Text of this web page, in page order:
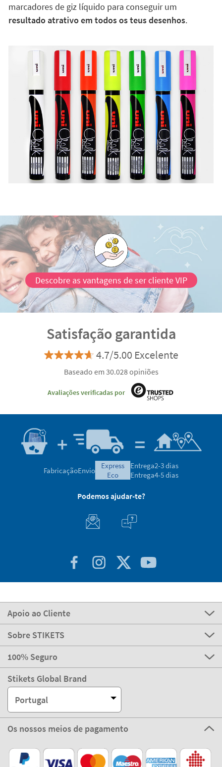
marcadores de giz líquido para conseguir um
resultado atrativo em todos os teus desenhos.
Descobre as vantagens de ser cliente VIP
Satisfação garantida
4.7/5.00 Excelente
Baseado em 30.028 opiniões
Avaliações verificadas por
FabricaçãoEnvio
express
eco
Entrega2-3 dias
Entrega4-5 dias
Podemos ajudar-te?
Apoio ao Cliente
Sobre STIKETS
100% Seguro
Stikets Global Brand
Portugal
Os nossos meios de pagamento